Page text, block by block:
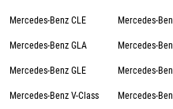
Mercedes-Benz CLE
Mercedes-Benz GLA
Mercedes-Benz GLE
Mercedes-Benz V-Class
Mercedes-
Mercedes-
Mercedes-
Mercedes-